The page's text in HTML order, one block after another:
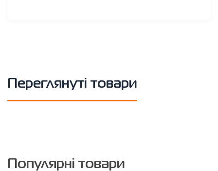
Переглянуті товари
Популярні товари